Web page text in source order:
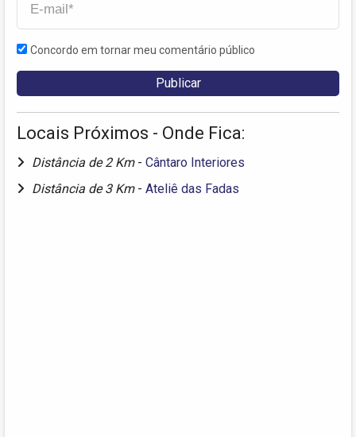
Concordo em tornar meu comentário público
Locais Próximos - Onde Fica:
Distância de 2 Km - Cântaro Interiores
Distância de 3 Km - Ateliê das Fadas